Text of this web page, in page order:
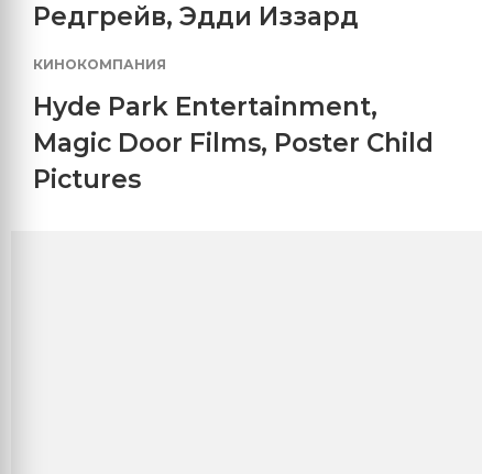
Редгрейв, Эдди Иззард
КИНОКОМПАНИЯ
Hyde Park Entertainment,
Magic Door Films, Poster Child
Pictures